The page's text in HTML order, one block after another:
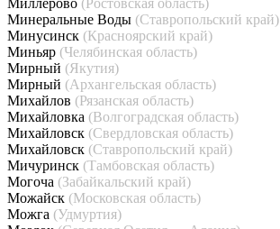
Миллерово (Ростовская область)
Минеральные Воды (Ставропольский край)
Минусинск (Красноярский край)
Миньяр (Челябинская область)
Мирный (Якутия)
Мирный (Архангельская область)
Михайлов (Рязанская область)
Михайловка (Волгоградская область)
Михайловск (Свердловская область)
Михайловск (Ставропольский край)
Мичуринск (Тамбовская область)
Могоча (Забайкальский край)
Можайск (Московская область)
Можга (Удмуртия)